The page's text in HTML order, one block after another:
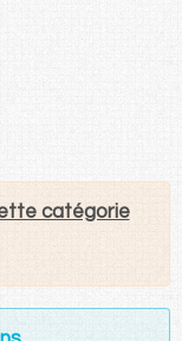
catégorie